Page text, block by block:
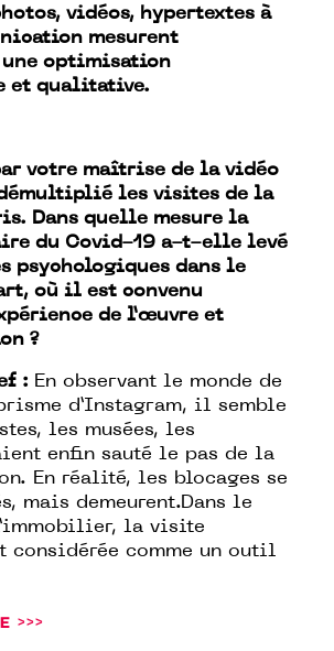
vidéos, hypertextes à
mesurent
une optimisation
et qualitative.
votre maîtrise de la vidéo
les visites de la
Dans quelle mesure la
du Covid-19 a-t-elle levé
psychologiques dans le
où il est convenu
de l’œuvre et
?
: En observant le monde de
d’Instagram, il semble
les musées, les
enfin sauté le pas de la
En réalité, les blocages se
mais demeurent.Dans le
la visite
considérée comme un outil
>>>